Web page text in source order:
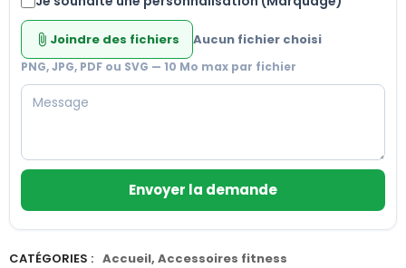
attach_file Joindre des fichiers Aucun fichier choisi
PNG, JPG, PDF ou SVG — 10 Mo max par fichier
Envoyer la demande
CATÉGORIES : Accueil, Accessoires fitness